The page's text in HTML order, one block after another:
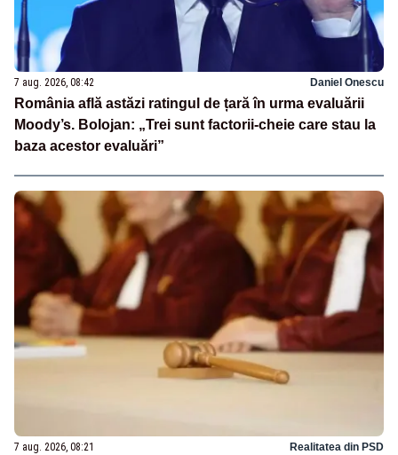
7 aug. 2026, 08:42 Daniel Onescu
România află astăzi ratingul de țară în urma evaluării
Moody’s. Bolojan: „Trei sunt factorii-cheie care stau la
baza acestor evaluări”
7 aug. 2026, 08:21 Realitatea din PSD